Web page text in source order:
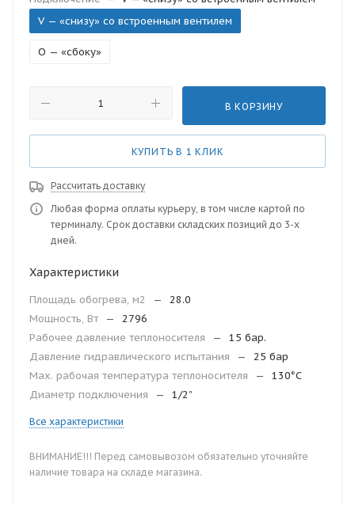
V — «снизу» со встроенным вентилем
O — «сбоку»
В КОРЗИНУ
КУПИТЬ В 1 КЛИК
Рассчитать доставку
Любая форма оплаты курьеру, в том числе картой по
терминалу. Срок доставки складских позиций до 3-х
дней.
Характеристики
Площадь обогрева, м2 —
28.0
Мощность, Вт
—
2796
Рабочее давление теплоносителя
—
15 бар.
Давление гидравлического испытания
—
25 бар
Мax. рабочая температура теплоносителя
—
130°С
Диаметр подключения
— 1/2”
Все характеристики
ВНИМАНИЕ!!! Перед самовывозом обязательно уточняйте
наличие товара на складе магазина.